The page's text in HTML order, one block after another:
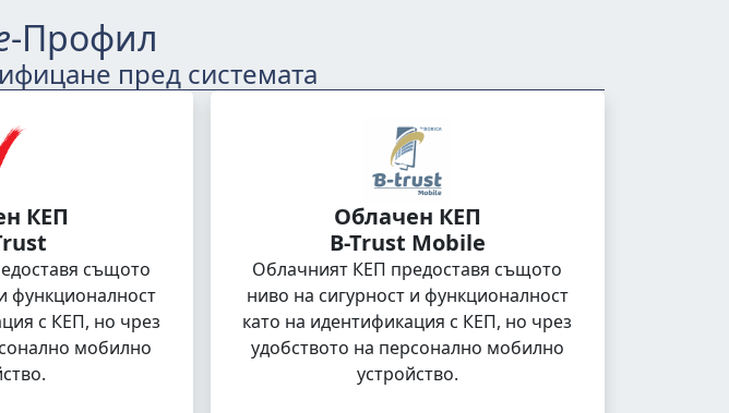
-Профил
пред системата
КЕП
същото
функционалност
с КЕП, но чрез
мобилно
Облачен КЕП
B-Trust Mobile
Облачният КЕП предоставя същото
ниво на сигурност и функционалност
като на идентификация с КЕП, но чрез
удобството на персонално мобилно
устройство.